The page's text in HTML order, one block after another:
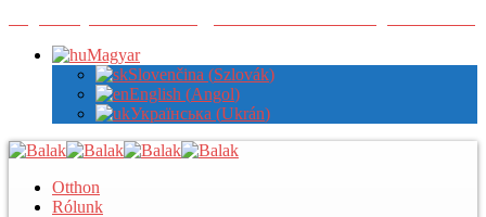
Magyar
Slovenčina (Szlovák)
English (Angol)
Українська (Ukrán)
Otthon
Rólunk